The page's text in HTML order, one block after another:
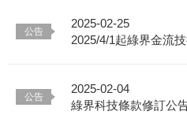
2025-02-25
2025/4/1起綠界金流
2025-02-04
綠界科技條款修訂公